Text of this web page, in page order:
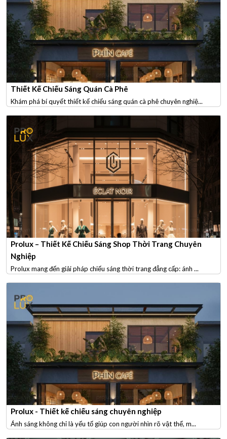
Thiết Kế Chiếu Sáng Quán Cà Phê
Khám phá bí quyết thiết kế chiếu sáng quán cà phê chuyên nghiệ...
Prolux – Thiết Kế Chiếu Sáng Shop Thời Trang Chuyên
Nghiệp
Prolux mang đến giải pháp chiếu sáng thời trang đẳng cấp: ánh ...
Prolux - Thiết kế chiếu sáng chuyên nghiệp
Ánh sáng không chỉ là yếu tố giúp con người nhìn rõ vật thể, m...